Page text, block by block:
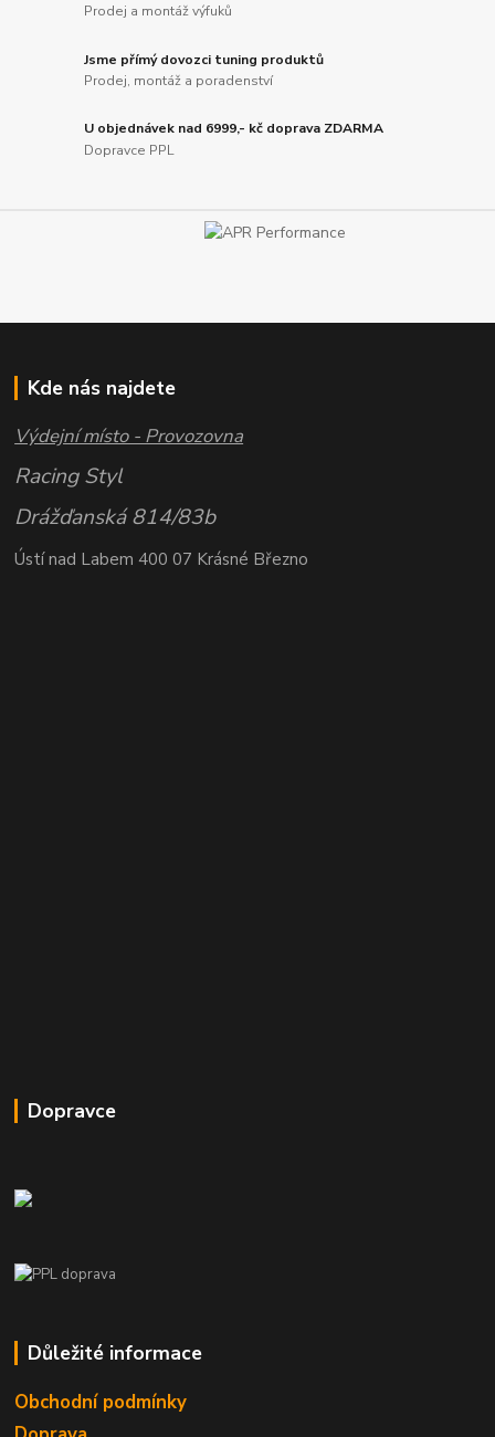
Prodej a montáž výfuků
Jsme přímý dovozci tuning produktů
Prodej, montáž a poradenství
U objednávek nad 6999,- kč doprava ZDARMA
Dopravce PPL
Kde nás najdete
Výdejní místo - Provozovna
Racing Styl
Drážďanská 814/83b
Ústí nad Labem 400 07 Krásné Březno
Dopravce
Důležité informace
Obchodní podmínky